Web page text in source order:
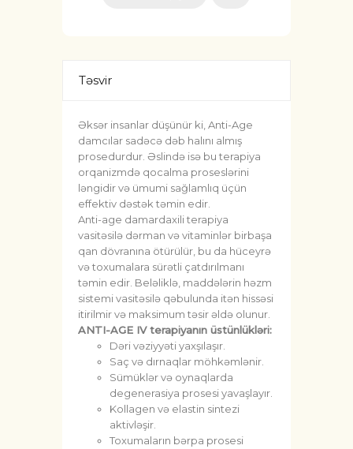
Təsvir
Əksər insanlar düşünür ki, Anti-Age
damcılar sadəcə dəb halını almış
prosedurdur. Əslində isə bu terapiya
orqanizmdə qocalma proseslərini
ləngidir və ümumi sağlamlıq üçün
effektiv dəstək təmin edir.
Anti-age damardaxili terapiya
vasitəsilə dərman və vitaminlər birbaşa
qan dövranına ötürülür, bu da hüceyrə
və toxumalara sürətli çatdırılmanı
təmin edir. Beləliklə, maddələrin həzm
sistemi vasitəsilə qəbulunda itən hissəsi
itirilmir və maksimum təsir əldə olunur.
ANTI-AGE IV terapiyanın üstünlükləri:
Dəri vəziyyəti yaxşılaşır.
Saç və dırnaqlar möhkəmlənir.
Sümüklər və oynaqlarda
degenerasiya prosesi yavaşlayır.
Kollagen və elastin sintezi
aktivləşir.
Toxumaların bərpa prosesi